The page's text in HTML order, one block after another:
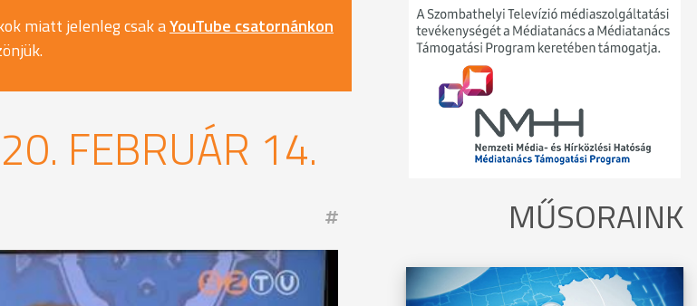
miatt jelenleg csak aYouTube csatornánkon
FEBRUÁR 14.
MŰSORAINK